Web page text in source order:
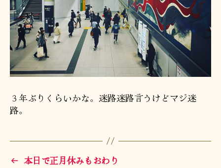
３年ぶりくらいかな。迷路迷路言うけどマジ迷
路。
← 本日で正月休みもおわり